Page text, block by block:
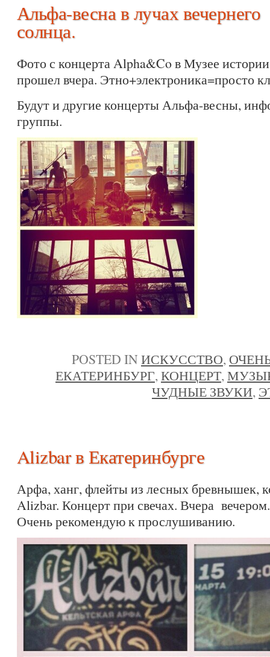
Альфа-весна в лучах вечернего
солнца.
Фото с концерта Alpha&Co в Музее
прошел вчера. Этно+электроника=просто
Будут и другие концерты Альфа-весны,
группы.
POSTED INИСКУССТВО,
ЕКАТЕРИНБУРГ, КОНЦЕРТ,
ЧУДНЫЕ ЗВУКИ,
Alizbar в Екатеринбурге
Арфа, ханг, флейты из лесных бревнышек,
Alizbar. Концерт при свечах. Вчера
Очень рекомендую к прослушиванию.